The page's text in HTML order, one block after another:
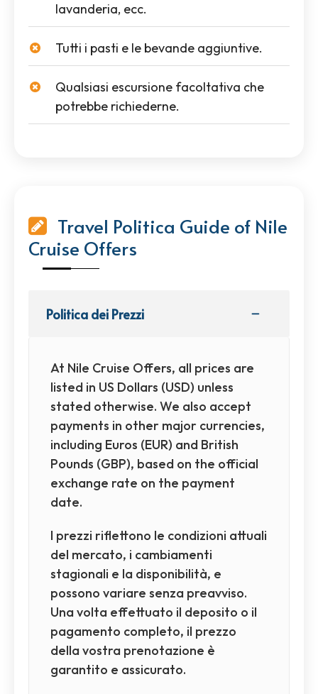
lavanderia, ecc.
Tutti i pasti e le bevande aggiuntive.
Qualsiasi escursione facoltativa che
potrebbe richiederne.
Travel Politica Guide of Nile
Cruise Offers
Politica dei Prezzi
At Nile Cruise Offers, all prices are
listed in US Dollars (USD) unless
stated otherwise. We also accept
payments in other major currencies,
including Euros (EUR) and British
Pounds (GBP), based on the official
exchange rate on the payment
date.
I prezzi riflettono le condizioni attuali
del mercato, i cambiamenti
stagionali e la disponibilità, e
possono variare senza preavviso.
Una volta effettuato il deposito o il
pagamento completo, il prezzo
della vostra prenotazione è
garantito e assicurato.